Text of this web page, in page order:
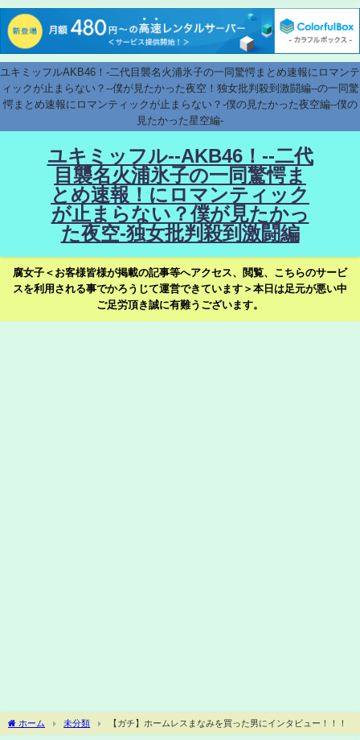
ユキミッフルAKB46！-二代目襲名火浦氷子の一同驚愕まとめ速報にロマンテ
ィックが止まらない？--僕が見たかった夜空！独女批判殺到激闘編--の一同驚
愕まとめ速報にロマンティックが止まらない？-僕の見たかった夜空編--僕の
見たかった星空編-
ユキミッフル--AKB46！--二代
目襲名火浦氷子の一同驚愕ま
とめ速報！にロマンティック
が止まらない？僕が見たかっ
た夜空-独女批判殺到激闘編
腐女子＜お客様皆様が掲載の記事等へアクセス、閲覧、こちらのサービ
スを利用される事でかろうじて運営できています＞本日は足元が悪い中
ご足労頂き誠に有難うございます。
ホーム 未分類 【ガチ】ホームレスまなみを買った男にインタビュー！！！